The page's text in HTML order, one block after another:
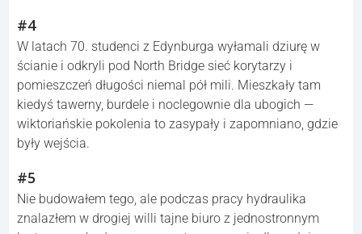
#4
W latach 70. studenci z Edynburga wyłamali dziurę w
ścianie i odkryli pod North Bridge sieć korytarzy i
pomieszczeń długości niemal pół mili. Mieszkały tam
kiedyś tawerny, burdele i noclegownie dla ubogich —
wiktoriańskie pokolenia to zasypały i zapomniano, gdzie
były wejścia.
#5
Nie budowałem tego, ale podczas pracy hydraulika
znalazłem w drogiej willi tajne biuro z jednostronnym